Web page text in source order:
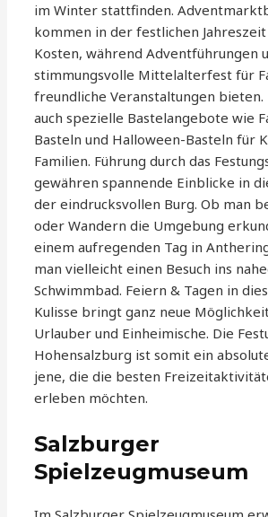
im Winter stattfinden.
kommen in der festlichen
Kosten, während Adventführungen
stimmungsvolle Mittelalterfest für
freundliche Veranstaltungen
auch spezielle Bastelangebote wie
Basteln und Halloween-Basteln für
Familien. Führung durch das
gewähren spannende Einblicke in
der eindrucksvollen Burg. Ob man
oder Wandern die Umgebung
einem aufregenden Tag in
man vielleicht einen Besuch ins
Schwimmbad. Feiern & Tagen in
Kulisse bringt ganz neue
Urlauber und Einheimische. Die
Hohensalzburg ist somit ein
jene, die die besten
erleben möchten.
Salzburger
Spielzeugmuseum